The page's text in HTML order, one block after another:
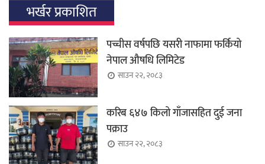
भर्खर प्रकाशित
पच्चीस वर्षपछि यसरी नाफामा फर्कियो
नेपाल औषधि लिमिटेड
साउन २२, २०८३
करिब ६४७ किलो गाँजासहित दुई जना
पक्राउ
साउन २२, २०८३